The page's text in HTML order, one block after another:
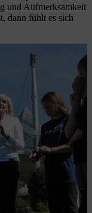
und Aufmerksamkeit
dann fühlt es sich